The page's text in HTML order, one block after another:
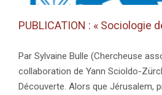
PUBLICATION : « Sociologie
Par Sylvaine Bulle (Chercheuse
collaboration de Yann Scioldo-
Découverte. Alors que Jérusalem,